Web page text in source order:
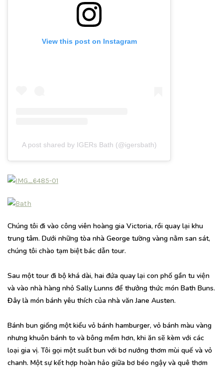
View this post on Instagram
A post shared by IGERs Bath (@igersbath)
Chúng tôi đi vào công viên hoàng gia Victoria, rồi quay lại khu
trung tâm. Dưới những tòa nhà George tường vàng nằm san sát,
chúng tôi chào tạm biệt bác dẫn tour.
Sau một tour đi bộ khá dài, hai đứa quay lại con phố gần tu viện
và vào nhà hàng nhỏ Sally Lunns để thưởng thức món Bath Buns.
Đây là món bánh yêu thích của nhà văn Jane Austen.
Bánh bun giống một kiểu vỏ bánh hamburger, vỏ bánh màu vàng
nhưng khuôn bánh to và bông mềm hơn, khi ăn sẽ kèm với các
loại gia vị. Tôi gọi một suất bun với bơ nướng thơm mùi quế và vỏ
chanh. Một sự kết hợp hoàn hảo giữa bơ béo ngậy và quê thơm